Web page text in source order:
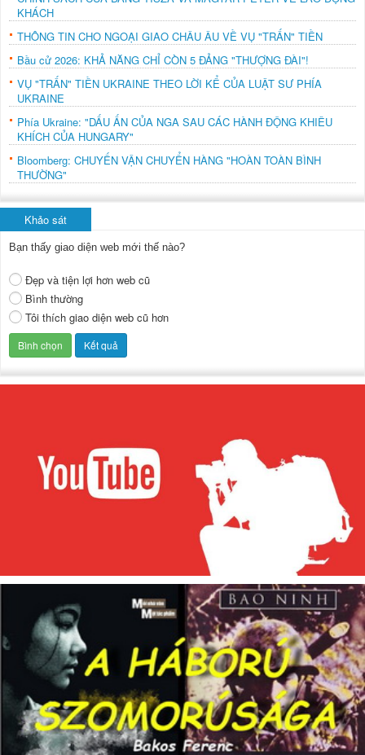
KHÁCH
THÔNG TIN CHO NGOẠI GIAO CHÂU ÂU VỀ VỤ "TRẤN" TIỀN
Bầu cử 2026: KHẢ NĂNG CHỈ CÒN 5 ĐẢNG "THƯỢNG ĐÀI"!
VỤ "TRẤN" TIỀN UKRAINE THEO LỜI KỂ CỦA LUẬT SƯ PHÍA
UKRAINE
Phía Ukraine: "DẤU ẤN CỦA NGA SAU CÁC HÀNH ĐỘNG KHIÊU
KHÍCH CỦA HUNGARY"
Bloomberg: CHUYẾN VẬN CHUYỂN HÀNG "HOÀN TOÀN BÌNH
THƯỜNG"
Khảo sát
Bạn thấy giao diện web mới thế nào?
Đẹp và tiện lợi hơn web cũ
Bình thường
Tôi thích giao diện web cũ hơn